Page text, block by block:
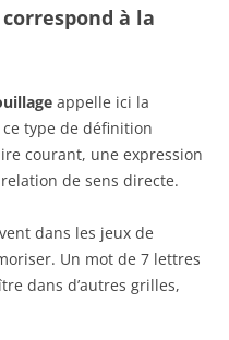
à la
appelle ici la
ce type de définition
courant, une expression
de sens directe.
dans les jeux de
Un mot de 7 lettres
dans d’autres grilles,